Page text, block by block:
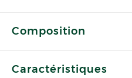
Composition
Caractéristiques